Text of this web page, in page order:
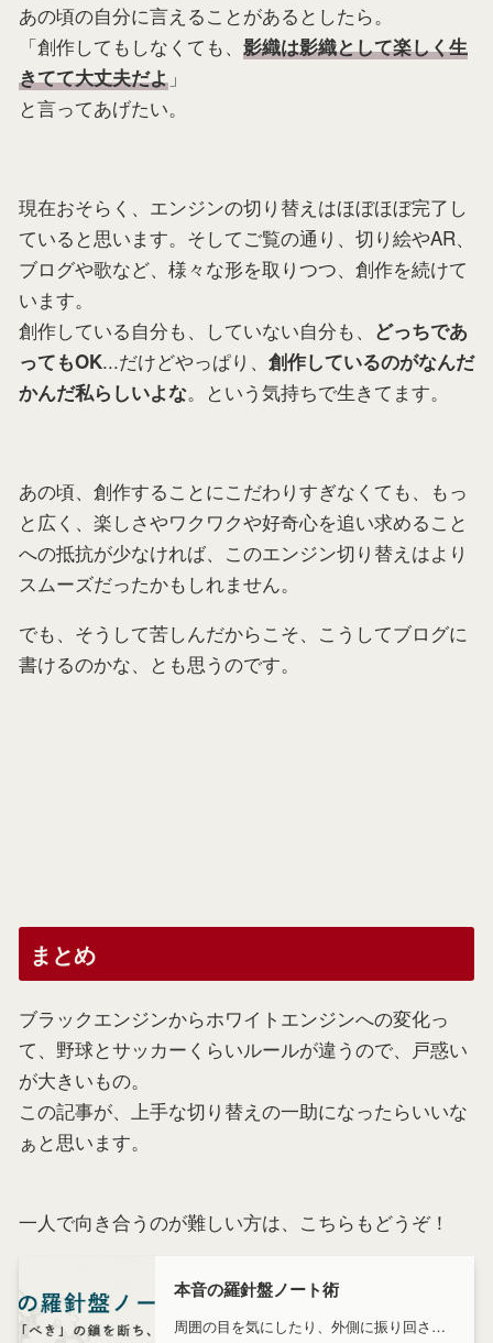
あの頃の自分に言えることがあるとしたら。
「創作してもしなくても、 影織は影織として楽しく生
きてて大丈夫だよ 」
と言ってあげたい。
現在おそらく、エンジンの切り替えはほぼほぼ完了し
ていると思います。そしてご覧の通り、切り絵やAR、
ブログや歌など、様々な形を取りつつ、創作を続けて
います。
創作している自分も、していない自分も、
どっちであ
ってもOK...だけどやっぱり、 創作しているのがなんだ
かんだ私らしいよな。という気持ちで生きてます。
あの頃、創作することにこだわりすぎなくても、もっ
と広く、楽しさやワクワクや好奇心を追い求めること
への抵抗が少なければ、このエンジン切り替えはより
スムーズだったかもしれません。
でも、そうして苦しんだからこそ、こうしてブログに
書けるのかな、とも思うのです。
まとめ
ブラックエンジンからホワイトエンジンへの変化っ
て、野球とサッカーくらいルールが違うので、戸惑い
が大きいもの。
この記事が、上手な切り替えの一助になったらいいな
ぁと思います。
一人で向き合うのが難しい方は、こちらもどうぞ！
本音の羅針盤ノート術
周囲の目を気にしたり、外側に振り回され